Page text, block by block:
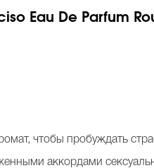
Eau De Parfum
чтобы пробуждать
аккордами